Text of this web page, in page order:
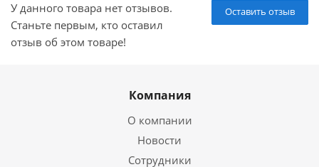
Оставить отзыв
У данного товара нет отзывов.
Станьте первым, кто оставил
отзыв об этом товаре!
Компания
О компании
Новости
Сотрудники